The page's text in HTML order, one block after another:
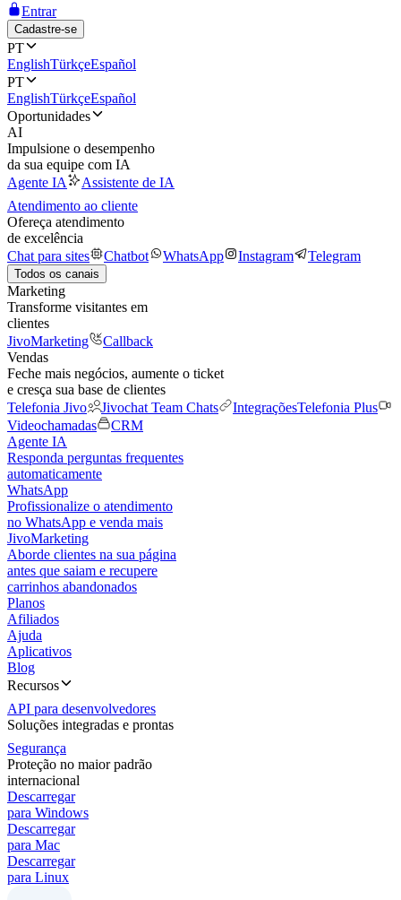
Entrar
Cadastre-se
PT
EnglishTürkçeEspañol
PT
EnglishTürkçeEspañol
Oportunidades
AI
Impulsione o desempenho
da sua equipe com IA
Agente IA
Assistente de IA
Atendimento ao cliente
Ofereça atendimento
de excelência
Chat para sites
Chatbot WhatsApp Instagram Telegram
Todos os canais
Marketing
Transforme visitantes em
clientes
JivoMarketing
Callback
Vendas
Feche mais negócios, aumente o ticket
e cresça sua base de clientes
Telefonia Jivo
Jivochat Team Chats IntegraçõesTelefonia Plus
Videochamadas
CRM
Agente IA
Responda perguntas frequentes
automaticamente
WhatsApp
Profissionalize o atendimento
no WhatsApp e venda mais
JivoMarketing
Aborde clientes na sua página
antes que saiam e recupere
carrinhos abandonados
Planos
Afiliados
Ajuda
Aplicativos
Blog
Recursos
API para desenvolvedores
Soluções integradas e prontas
Segurança
Proteção no maior padrão
internacional
Descarregar
para Windows
Descarregar
para Mac
Descarregar
para Linux